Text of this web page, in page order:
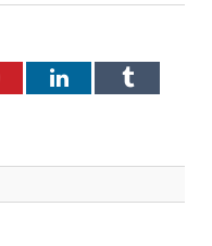
LinkedInTumblr